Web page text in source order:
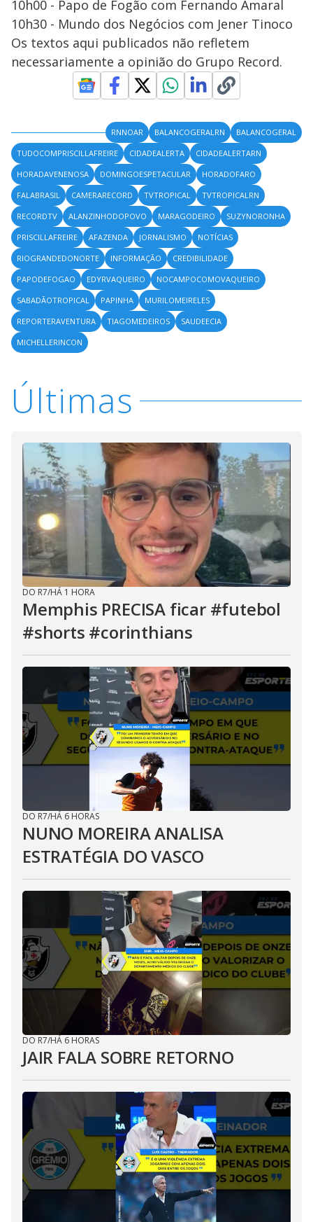
10h00 - Papo de Fogão com Fernando Amaral
10h30 - Mundo dos Negócios com Jener Tinoco
Os textos aqui publicados não refletem
necessariamente a opinião do Grupo Record.
RNNOAR BALANCOGERALRN
BALANCOGERAL
TUDOCOMPRISCILLAFREIRE
CIDADEALERTA
CIDADEALERTARN
HORADAVENENOSA
DOMINGOESPETACULAR
HORADOFARO
FALABRASIL
CAMERARECORD TVTROPICAL
TVTROPICALRN
RECORDTV
ALANZINHODOPOVO MARAGODEIRO
SUZYNORONHA
PRISCILLAFREIRE
AFAZENDA JORNALISMO
NOTÍCIAS
RIOGRANDEDONORTE
INFORMAÇÃO
CREDIBILIDADE
PAPODEFOGAO
EDYRVAQUEIRO
NOCAMPOCOMOVAQUEIRO
SABADÃOTROPICAL
PAPINHA
MURILOMEIRELES
REPORTERAVENTURA
TIAGOMEDEIROS
SAUDEECIA
MICHELLERINCON
Últimas
DO R7/HÁ 1 HORA
Memphis PRECISA ficar #futebol
#shorts #corinthians
DO R7/HÁ 6 HORAS
NUNO MOREIRA ANALISA
ESTRATÉGIA DO VASCO
DO R7/HÁ 6 HORAS
JAIR FALA SOBRE RETORNO